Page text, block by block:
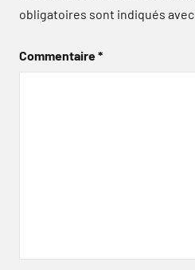
obligatoires sont indiqués avec
Commentaire*